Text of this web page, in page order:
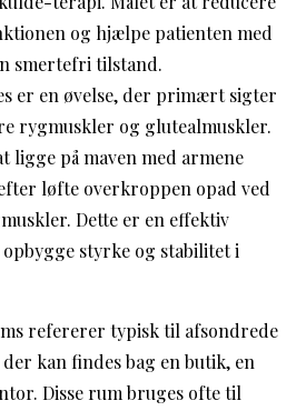
og hjælpe patienten med
smertefri tilstand.
er en øvelse, der primært sigter
rygmuskler og glutealmuskler.
ligge på maven med armene
løfte overkroppen opad ved
Dette er en effektiv
styrke og stabilitet i
refererer typisk til afsondrede
kan findes bag en butik, en
Disse rum bruges ofte til